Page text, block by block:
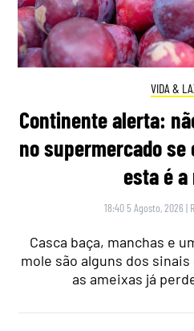
VIDA &
Continente alerta:
no supermercado
esta é a
18:40 5 Agosto, 2026 |
Casca baça, manchas e
mole são alguns dos
as ameixas já